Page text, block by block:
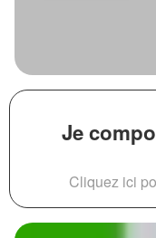
Je
Cliquez ici